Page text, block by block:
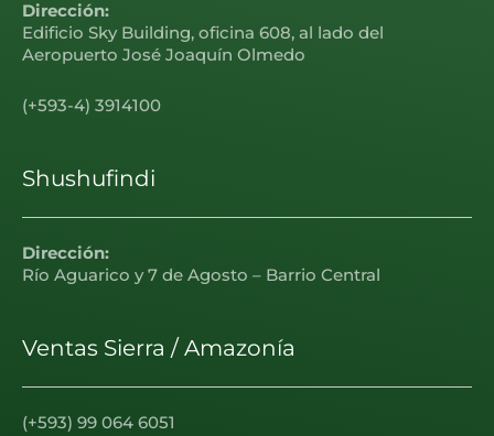
Dirección:
Edificio Sky Building, oficina 608, al lado del
Aeropuerto José Joaquín Olmedo
(+593-4) 3914100
Shushufindi
Dirección:
Río Aguarico y 7 de Agosto – Barrio Central
Ventas Sierra / Amazonía
(+593) 99 064 6051